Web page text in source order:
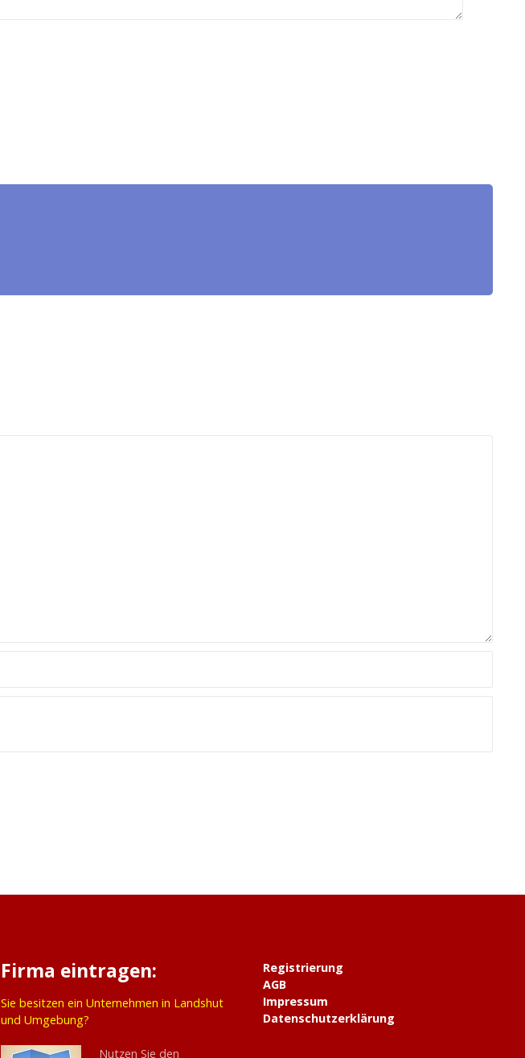
Firma eintragen:
Sie besitzen ein Unternehmen in Landshut
und Umgebung?
Nutzen Sie den
Registrierung
AGB
Impressum
Datenschutzerklärung